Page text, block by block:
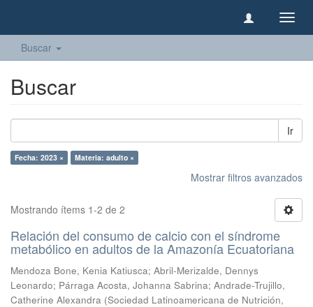
Buscar
Buscar
Ir
Fecha: 2023 × Materia: adulto ×
Mostrar filtros avanzados
Mostrando ítems 1-2 de 2
Relación del consumo de calcio con el síndrome
metabólico en adultos de la Amazonía Ecuatoriana
Mendoza Bone, Kenia Katiusca; Abril-Merizalde, Dennys
Leonardo; Párraga Acosta, Johanna Sabrina; Andrade-Trujillo,
Catherine Alexandra (Sociedad Latinoamericana de Nutrición,